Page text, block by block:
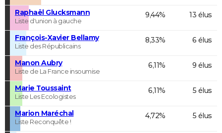
Raphaël Glucksmann
Liste d'union à gauche
9,44% 13 élus
François-Xavier Bellamy
Liste des Républicains
8,33% 6 élus
Manon Aubry
Liste de La France insoumise
6,11% 9 élus
Marie Toussaint
Liste Les Ecologistes
6,11% 5 élus
Marion Maréchal
Liste Reconquête !
4,72% 5 élus